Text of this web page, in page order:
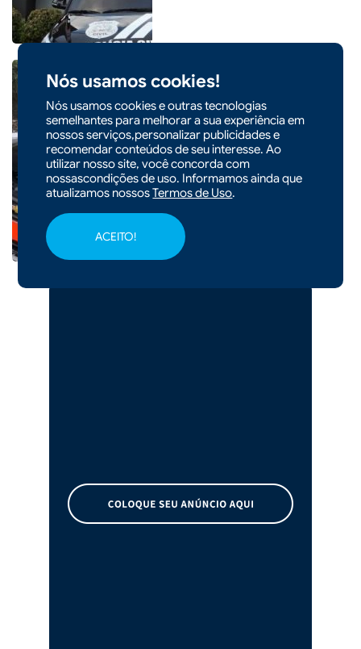
Nós usamos cookies!
Nós usamos cookies e outras tecnologias
semelhantes para melhorar a sua experiência em
nossos serviços,personalizar publicidades e
recomendar conteúdos de seu interesse. Ao
utilizar nosso site, você concorda com
nossascondições de uso. Informamos ainda que
atualizamos nossosTermos de Uso.
ACEITO!
| 16/03/2026 - 10h38
Colisão entre carro e
caminhão deixa uma pessoa
ferida em Ponte Serrada